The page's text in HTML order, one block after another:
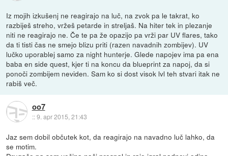
Iz mojih izkušenj ne reagirajo na luč, na zvok pa le takrat, ko
razbiješ streho, vržeš petarde in streljaš. Na hiter tek in plezanje
niti ne reagirajo ne. Če te pa že opazijo pa vrži par UV flares, tako
da ti tisti čas ne smejo blizu priti (razen navadnih zombijev). UV
lučko uporablej samo za night hunterje. Glede napojev ima pa ena
baba en side quest, kjer ti na koncu da blueprint za napoj, da si
ponoči zombijem neviden. Sam ko si dost visok lvl teh stvari itak ne
rabiš več.
oo7
::9. apr 2015, 21:43
Jaz sem dobil občutek kot, da reagirajo na navadno luč lahko, da
se motim.